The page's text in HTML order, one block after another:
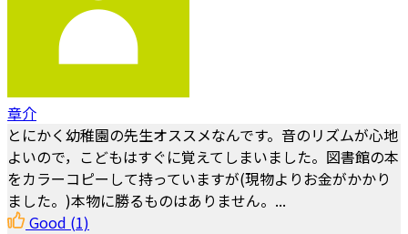
章介
とにかく幼稚園の先生オススメなんです。音のリズムが心地
よいので，こどもはすぐに覚えてしまいました。図書館の本
をカラーコピーして持っていますが(現物よりお金がかかり
ました。)本物に勝るものはありません。...
Good (1)